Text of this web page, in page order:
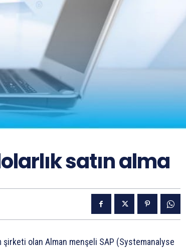
satın alma
şirketi olan Alman menşeli SAP (Systemanalyse